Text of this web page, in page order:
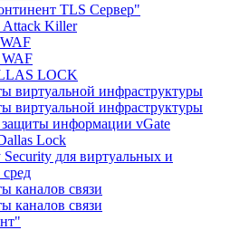
TLS Сервер"
Attack Killer
LOCK
виртуальной инфраструктуры
виртуальной инфраструктуры
защиты информации vGate
Lock
Security для виртуальных и
каналов связи
каналов связи